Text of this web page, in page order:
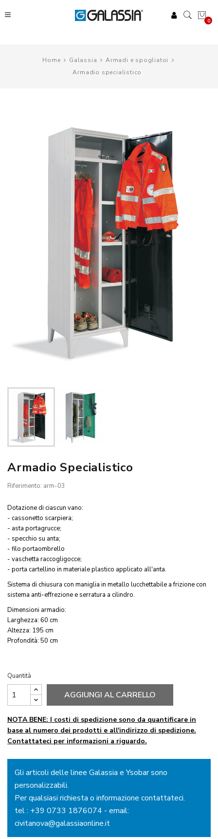
0
Home Galassia
Armadi e spogliatoi
Armadio specialistico
Armadio Specialistico
Riferimento: arm-03
Dotazione di ciascun vano:
- cassonetto scarpiera;
- asta portagrucce;
- specchio su anta;
- filo portaombrello
- vaschetta raccogligocce;
- porta cartellino in materiale plastico applicato all'anta.
Sistema di chiusura con maniglia in metallo lucchettabile a frizione con
sistema anti-effrezione e serratura a cilindro.
Dimensioni armadio:
Larghezza: 60 cm
Altezza: 195 cm
Profondità: 50 cm
Quantità
AGGIUNGI AL CARRELLO
NOTA BENE: I costi di spedizione sono da quantificare in
base al numero dei prodotti e all'indirizzo di spedizione.
Contattateci per informazioni a riguardo.
Gli articoli delle linee Galassia e Ysobar sono
personalizzabili.
Per qualsiasi richiesta o informazione contattateci.
tel : +39 0733 1876074 - email:
civitanova@galassiaonline.it